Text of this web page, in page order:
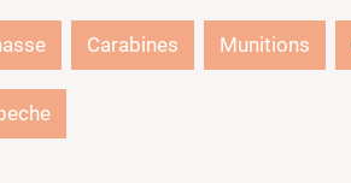
Carabines Munitions